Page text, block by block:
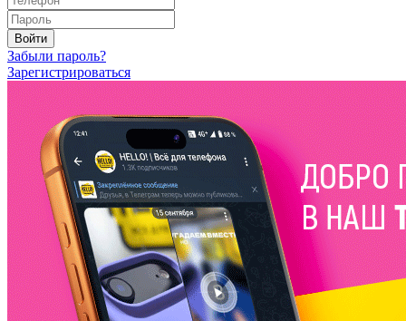
Войти
Забыли пароль?
Зарегистрироваться